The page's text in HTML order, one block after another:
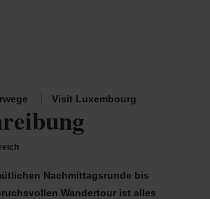
Visit Luxembourg
Nachmittagsrunde bis
Wandertour ist alles